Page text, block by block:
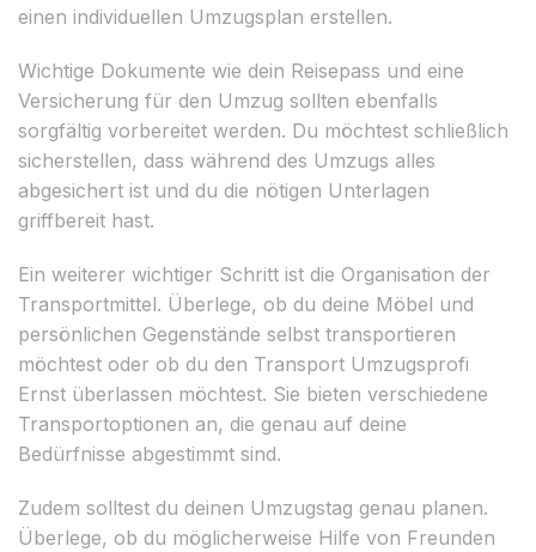
einen individuellen Umzugsplan erstellen.
Wichtige Dokumente wie dein Reisepass und eine
Versicherung für den Umzug sollten ebenfalls
sorgfältig vorbereitet werden. Du möchtest schließlich
sicherstellen, dass während des Umzugs alles
abgesichert ist und du die nötigen Unterlagen
griffbereit hast.
Ein weiterer wichtiger Schritt ist die Organisation der
Transportmittel. Überlege, ob du deine Möbel und
persönlichen Gegenstände selbst transportieren
möchtest oder ob du den Transport Umzugsprofi
Ernst überlassen möchtest. Sie bieten verschiedene
Transportoptionen an, die genau auf deine
Bedürfnisse abgestimmt sind.
Zudem solltest du deinen Umzugstag genau planen.
Überlege, ob du möglicherweise Hilfe von Freunden